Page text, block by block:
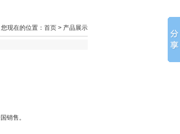
您现在的位置： 首页 > 产品展示
销售。